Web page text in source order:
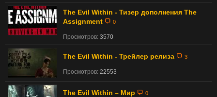
The Evil Within - Тизер дополнения The
Assignment
0
Просмотров: 3570
The Evil Within - Трейлер релиза 3
Просмотров: 22553
The Evil Within – Мир 0